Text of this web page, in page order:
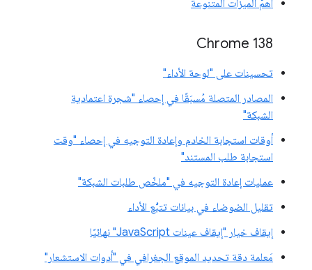
أهمّ الميزات المتنوعة
‫Chrome 138
تحسينات على "لوحة الأداء"
المصادر المتصلة مُسبَقًا في إحصاء "شجرة اعتمادية
الشبكة"
أوقات استجابة الخادم وإعادة التوجيه في إحصاء "وقت
استجابة طلب المستند"
عمليات إعادة التوجيه في "ملخّص طلبات الشبكة"
تقليل الضوضاء في بيانات تتبُّع الأداء
إيقاف خيار "إيقاف عينات JavaScript" نهائيًا
مَعلمة دقة تحديد الموقع الجغرافي في "أدوات الاستشعار"